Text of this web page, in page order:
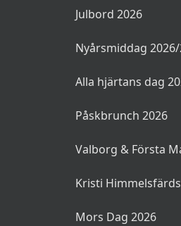
Julbord 2026
Nyårsmiddag
Alla hjärtans dag
Påskbrunch 2026
Valborg & Första
Kristi
Mors Dag 2026